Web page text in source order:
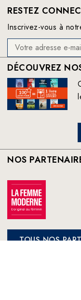
RESTEZ
Inscrivez-vous à
DÉCOUVREZ
NOS
TOUS NOS